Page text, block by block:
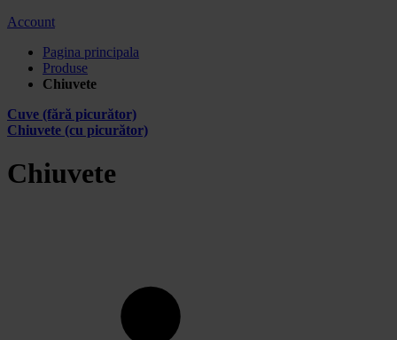
Account
Pagina principala
Produse
Chiuvete
Cuve (fără picurător)
Chiuvete (cu picurător)
Chiuvete